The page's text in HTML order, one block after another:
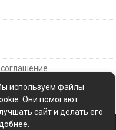
используем файлы
Они помогают
сайт и делать его